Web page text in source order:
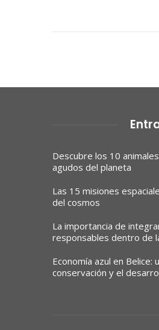
Descubre los 10
agudos del planeta
Las 15 misiones
del cosmos
La importancia de
responsables dentro de
Economía azul en Belice:
conservación y el